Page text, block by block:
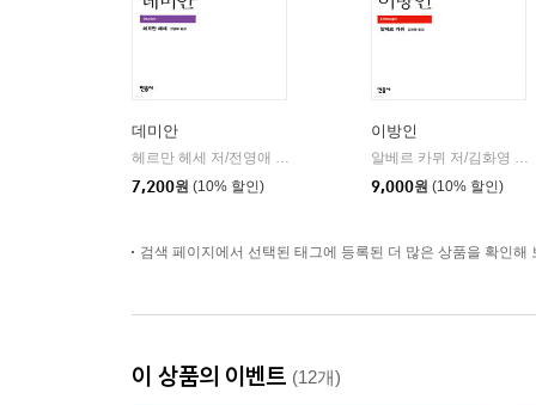
데미안
헤르만 헤세 저/전영애 역
7,200원 (10% 할인)
이방인
알베르 카뮈 저/김화영 역
9,000원 (10% 할인)
검색 페이지에서 선택된 태그에 등록된 더 많은 상품을 확인해
이 상품의 이벤트 (12개)